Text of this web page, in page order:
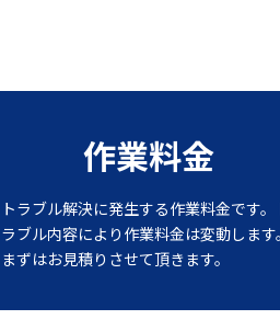
作業料金
トラブル解決に発生する作業料金です。
ラブル内容により作業料金は変動します。
まずはお見積りさせて頂きます。